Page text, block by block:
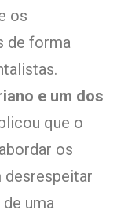
os
de forma
e um dos
que o
os
uma